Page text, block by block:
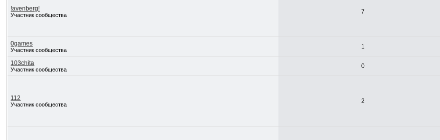
!avenberg!
Участник сообщества 7
0games
Участник сообщества 1
103chita
Участник сообщества 0
112
Участник сообщества 2